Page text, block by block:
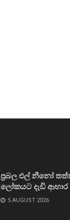
ප්‍රබල එල් නීනෝ
ලෝකයට දැඩි ආහාර
5 AUGUST 2026